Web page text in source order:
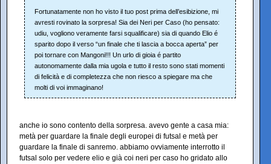
Fortunatamente non ho visto il tuo post prima dell’esibizione, mi
avresti rovinato la sorpresa! Sia dei Neri per Caso (ho pensato:
udiu, vogliono veramente farsi squalificare) sia di quando Elio é
sparito dopo il verso “un finale che ti lascia a bocca aperta” per
poi tornare con Mangoni!!! Un urlo di gioia é partito
autonomamente dalla mia ugola e tutto il resto sono stati momenti
di felicità e di completezza che non riesco a spiegare ma che
molti di voi immaginano!
anche io sono contento della sorpresa. avevo gente a casa mia:
metà per guardare la finale degli europei di futsal e metà per
guardare la finale di sanremo. abbiamo ovviamente interrotto il
futsal solo per vedere elio e già coi neri per caso ho gridato allo